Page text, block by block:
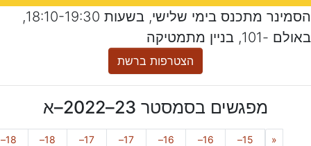
הסמינר מתכנס בימי שלישי, בשעות 18:10-19:30
,
באולם -101, בניין מתמטיקה
הצטרפות ברשת
מפגשים בסמסטר 23–2022–א
«
Previous
15–
16–
16–
17–
17–
18–
18–